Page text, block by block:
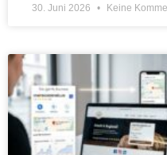
30. Juni 2026 Keine